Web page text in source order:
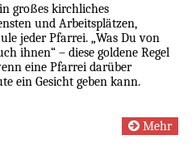
großes kirchliches
und Arbeitsplätzen,
jeder Pfarrei. „Was Du von
ihnen“ – diese goldene Regel
eine Pfarrei darüber
ein Gesicht geben kann.
Mehr